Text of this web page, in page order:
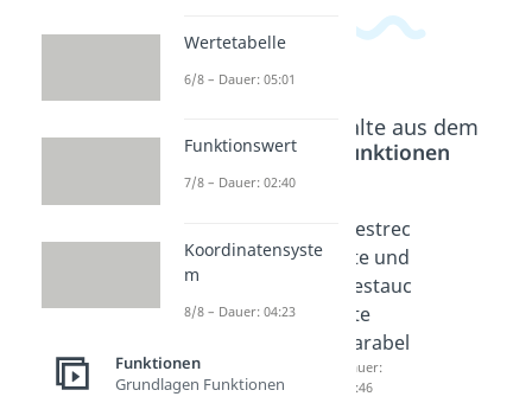
Beliebte Inhalte aus dem
Bereich
Funktionen
zeichne
n
Dauer:
punkt
Gestrec
kte und
gestauc
hte
Parabel
Dauer:
03:46
Wertetabelle
6/8 – Dauer: 05:01
Funktionswert
7/8 – Dauer: 02:40
Koordinatensyste
m
8/8 – Dauer: 04:23
Funktionen
Grundlagen Funktionen